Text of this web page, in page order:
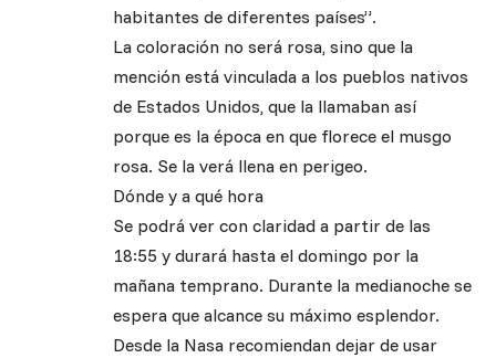
habitantes de diferentes países”.
La coloración no será rosa, sino que la
mención está vinculada a los pueblos nativos
de Estados Unidos, que la llamaban así
porque es la época en que florece el musgo
rosa. Se la verá llena en perigeo.
Dónde y a qué hora
Se podrá ver con claridad a partir de las
18:55 y durará hasta el domingo por la
mañana temprano. Durante la medianoche se
espera que alcance su máximo esplendor.
Desde la Nasa recomiendan dejar de usar